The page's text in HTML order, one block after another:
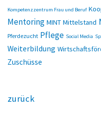
Kompetenzzentrum Frau und Beruf
Mentoring MINT Mittelstand
Pferdezucht Pflege Social Media
Weiterbildung
Zuschüsse
zurück